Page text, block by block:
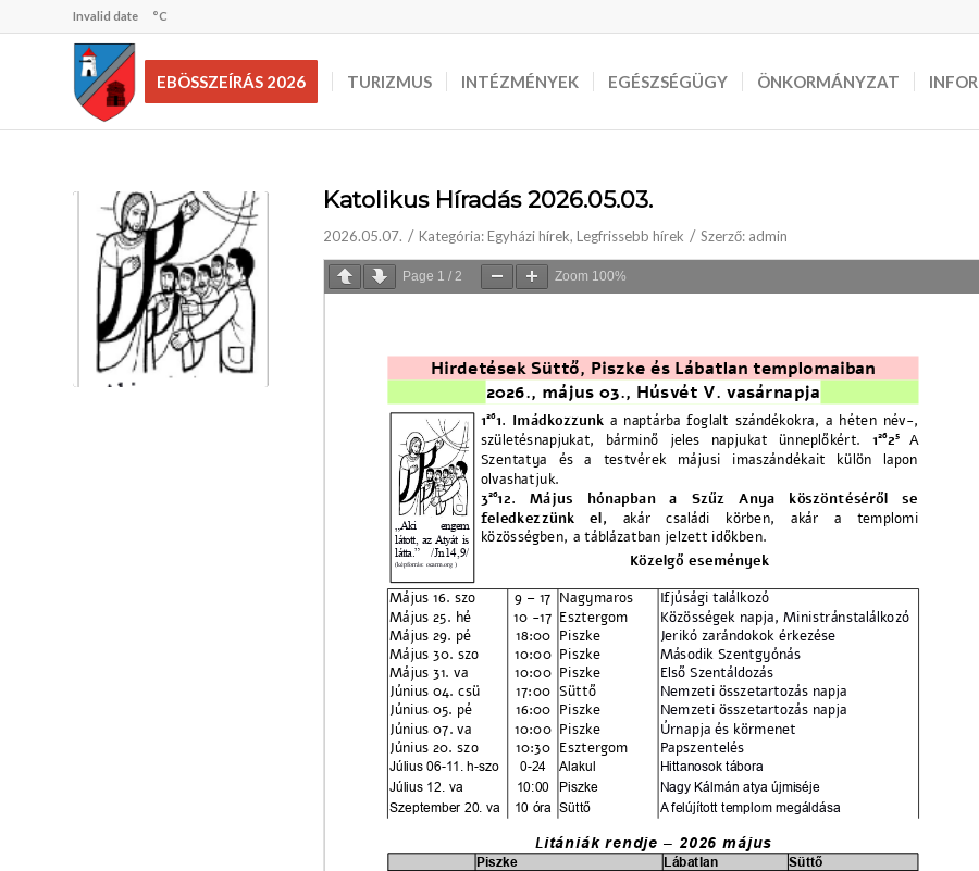
Invalid date °C
EBÖSSZEÍRÁS 2026 TURIZMUS INTÉZMÉNYEK EGÉSZSÉGÜGY ÖNKORMÁNYZAT
Katolikus Híradás 2026.05.03.
2026.05.07. / Kategória:Egyházi hírek, Legfrissebb hírek / Szerző: admin
Page 1 / 2 Zoom 100%